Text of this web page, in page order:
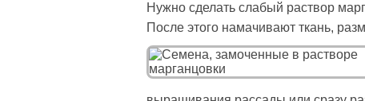
Нужно сделать слабый раствор
После этого намачивают ткань,